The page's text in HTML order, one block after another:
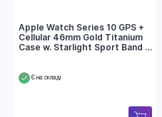
Apple Watch Series 10 GPS +
Cellular 46mm Gold Titanium
Case w. Starlight Sport Band -
Є на складі